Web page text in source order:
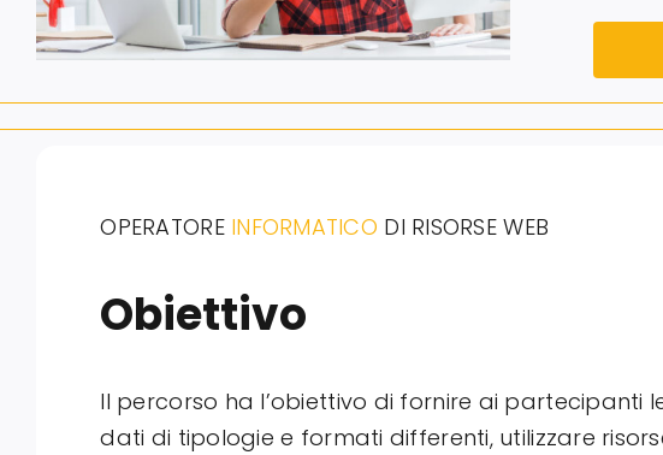
OPERATORE INFORMATICO DI RISORSE WEB
Obiettivo
Il percorso ha l’obiettivo di fornire ai partecipanti
dati di tipologie e formati differenti, utilizzare